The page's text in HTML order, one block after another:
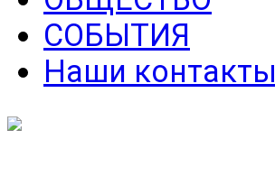
СОБЫТИЯ
Наши контакты